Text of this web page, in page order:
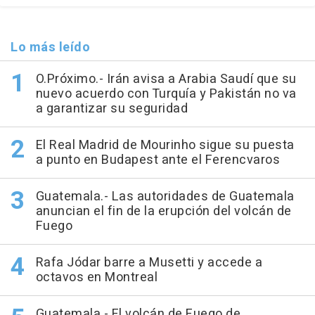
Lo más leído
O.Próximo.- Irán avisa a Arabia Saudí que su
nuevo acuerdo con Turquía y Pakistán no va
a garantizar su seguridad
El Real Madrid de Mourinho sigue su puesta
a punto en Budapest ante el Ferencvaros
Guatemala.- Las autoridades de Guatemala
anuncian el fin de la erupción del volcán de
Fuego
Rafa Jódar barre a Musetti y accede a
octavos en Montreal